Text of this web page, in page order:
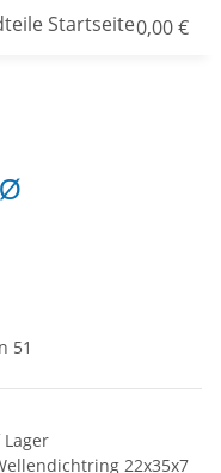
0,00 €
51